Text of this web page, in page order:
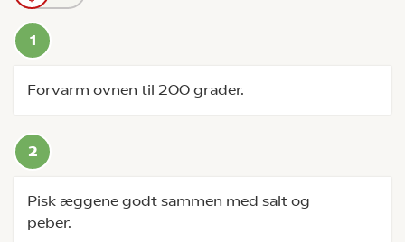
Forvarm ovnen til 200 grader.
Pisk æggene godt sammen med salt og
peber.